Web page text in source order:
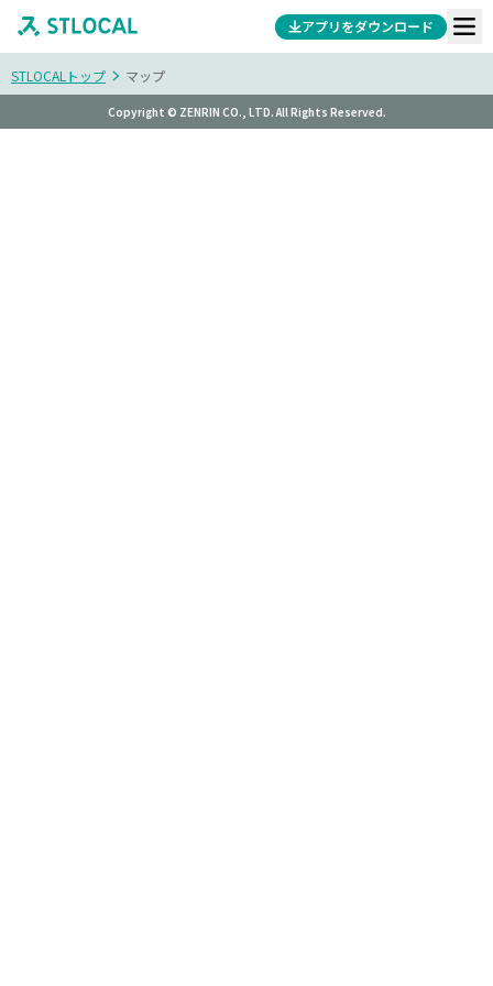
アプリをダウンロード
STLOCALトップ マップ
Copyright © ZENRIN CO., LTD. All Rights Reserved.